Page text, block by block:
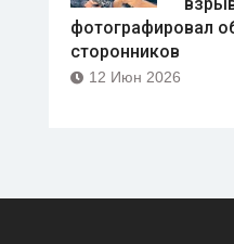
фотографировал
сторонников
12 Июн 2026